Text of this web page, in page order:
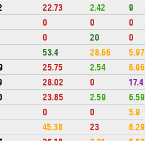
22.73 2.42 9
0 0 0
0 20 0
53.4 28.66 5.97
25.75 2.54 6.96
28.02 0 17.4
23.85 2.59 6.59
0 0 5.9
45.38 23 6.29